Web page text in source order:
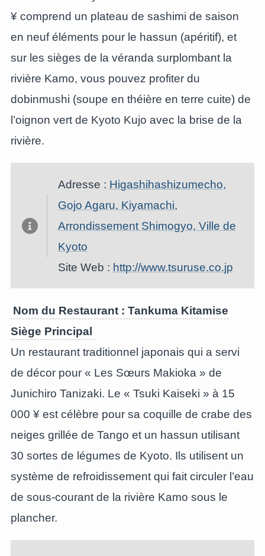
¥ comprend un plateau de sashimi de saison
en neuf éléments pour le hassun (apéritif), et
sur les sièges de la véranda surplombant la
rivière Kamo, vous pouvez profiter du
dobinmushi (soupe en théière en terre cuite) de
l’oignon vert de Kyoto Kujo avec la brise de la
rivière.
Adresse : Higashihashizumecho,
Gojo Agaru, Kiyamachi,
Arrondissement Shimogyo, Ville de
Kyoto
Site Web : http://www.tsuruse.co.jp
Nom du Restaurant : Tankuma Kitamise
Siège Principal
Un restaurant traditionnel japonais qui a servi
de décor pour « Les Sœurs Makioka » de
Junichiro Tanizaki. Le « Tsuki Kaiseki » à 15
000 ¥ est célèbre pour sa coquille de crabe des
neiges grillée de Tango et un hassun utilisant
30 sortes de légumes de Kyoto. Ils utilisent un
système de refroidissement qui fait circuler l’eau
de sous-courant de la rivière Kamo sous le
plancher.